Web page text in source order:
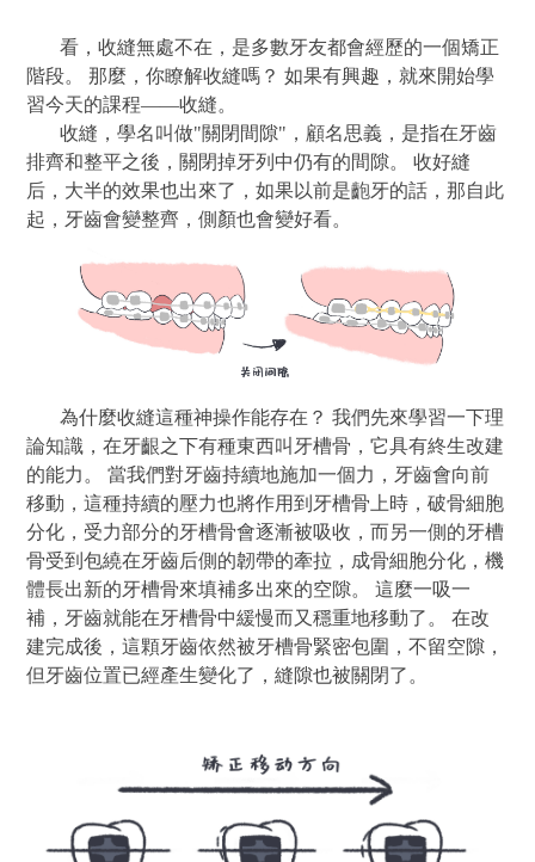
看，收縫無處不在，是多數牙友都會經歷的一個矯正
階段。 那麼，你瞭解收縫嗎？ 如果有興趣，就來開始學
習今天的課程——收縫。
收縫，學名叫做"關閉間隙"，顧名思義，是指在牙齒
排齊和整平之後，關閉掉牙列中仍有的間隙。 收好縫
后，大半的效果也出來了，如果以前是齙牙的話，那自此
起，牙齒會變整齊，側顏也會變好看。
為什麼收縫這種神操作能存在？ 我們先來學習一下理
論知識，在牙齦之下有種東西叫牙槽骨，它具有終生改建
的能力。 當我們對牙齒持續地施加一個力，牙齒會向前
移動，這種持續的壓力也將作用到牙槽骨上時，破骨細胞
分化，受力部分的牙槽骨會逐漸被吸收，而另一側的牙槽
骨受到包繞在牙齒后側的韌帶的牽拉，成骨細胞分化，機
體長出新的牙槽骨來填補多出來的空隙。 這麼一吸一
補，牙齒就能在牙槽骨中緩慢而又穩重地移動了。 在改
建完成後，這顆牙齒依然被牙槽骨緊密包圍，不留空隙，
但牙齒位置已經產生變化了，縫隙也被關閉了。